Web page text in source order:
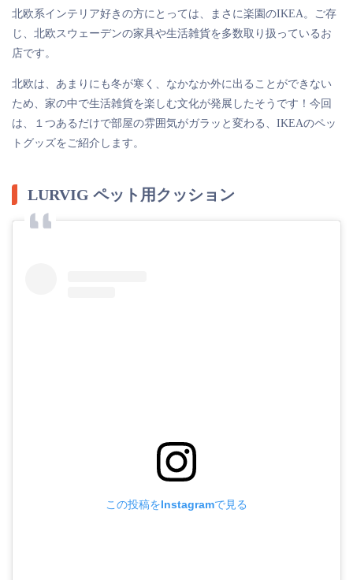
北欧系インテリア好きの方にとっては、まさに楽園のIKEA。ご存
じ、北欧スウェーデンの家具や生活雑貨を多数取り扱っているお
店です。
北欧は、あまりにも冬が寒く、なかなか外に出ることができない
ため、家の中で生活雑貨を楽しむ文化が発展したそうです！今回
は、１つあるだけで部屋の雰囲気がガラッと変わる、IKEAのペッ
トグッズをご紹介します。
LURVIG ペット用クッション
この投稿をInstagramで見る